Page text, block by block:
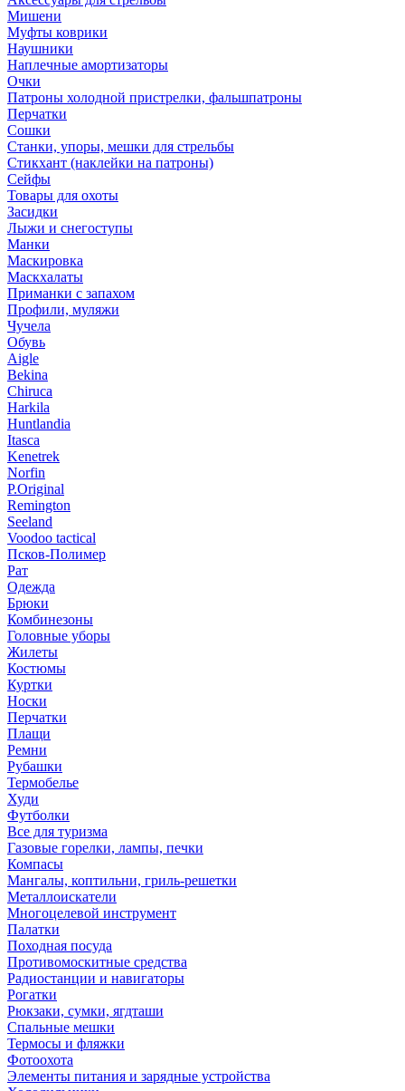
Мишени
Муфты коврики
Наушники
Наплечные амортизаторы
Очки
Патроны холодной пристрелки, фальшпатроны
Перчатки
Сошки
Станки, упоры, мешки для стрельбы
Стикхант (наклейки на патроны)
Сейфы
Товары для охоты
Засидки
Лыжи и снегоступы
Манки
Маскировка
Маскхалаты
Приманки с запахом
Профили, муляжи
Чучела
Обувь
Aigle
Bekina
Chiruсa
Harkila
Huntlandia
Itasca
Kenetrek
Norfin
P.Original
Remington
Seeland
Voodoo tactical
Псков-Полимер
Рат
Одежда
Брюки
Комбинезоны
Головные уборы
Жилеты
Костюмы
Куртки
Носки
Перчатки
Плащи
Ремни
Рубашки
Термобелье
Худи
Футболки
Все для туризма
Газовые горелки, лампы, печки
Компасы
Мангалы, коптильни, гриль-решетки
Металлоискатели
Многоцелевой инструмент
Палатки
Походная посуда
Противомоскитные средства
Радиостанции и навигаторы
Рогатки
Рюкзаки, сумки, ягдташи
Спальные мешки
Термосы и фляжки
Фотоохота
Элементы питания и зарядные устройства